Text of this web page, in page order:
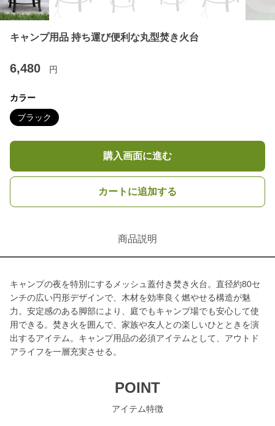
キャンプ用品 持ち運び便利な丸型焚き火台
6,480 円
カラー
ブラック
購入画面に進む
カートに追加する
商品説明
キャンプの夜を特別にするメッシュ蓋付き焚き火台。直径約80セ
ンチの広い円形デザインで、木材を効率良く燃やせる構造が魅
力。安定感のある脚部により、庭でもキャンプ場でも安心して使
用できる。焚き火を囲んで、家族や友人との楽しいひとときを演
出するアイテム。キャンプ用品の必須アイテムとして、アウトド
アライフを一層充実させる。
POINT
アイテム特徴